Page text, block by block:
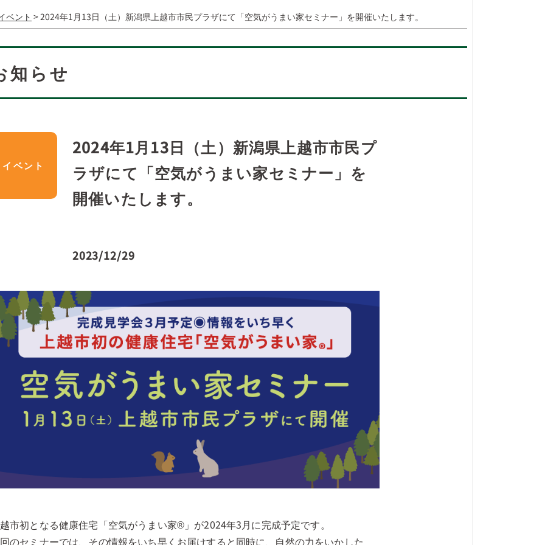
ベント >2024年1月13日（土）新潟県上越市市民プラザにて「空気がうまい家セミナー」を開催いたします。
知らせ
イベント
2023/12/29
2024年1月13日（土）新潟県上越市市民プ
ラザにて「空気がうまい家セミナー」を
開催いたします。
市初となる健康住宅「空気がうまい家®」が2024年3月に完成予定です。
のセミナーでは、その情報をいち早くお届けすると同時に、自然の力をいかした